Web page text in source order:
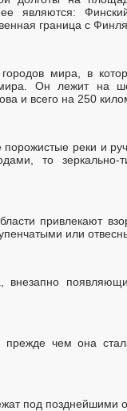
являются:
граница с
мира, в
Он лежит на
и всего на 250
реки и
то
привлекают
или
прежде чем она
под позднейшими